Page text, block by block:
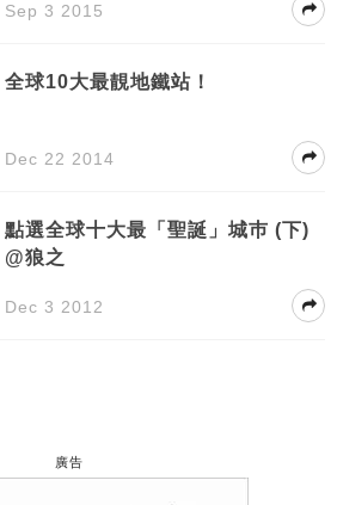
Sep 3 2015
全球10大最靚地鐵站！
Dec 22 2014
點選全球十大最「聖誕」城巿 (下)
@狼之
Dec 3 2012
廣告